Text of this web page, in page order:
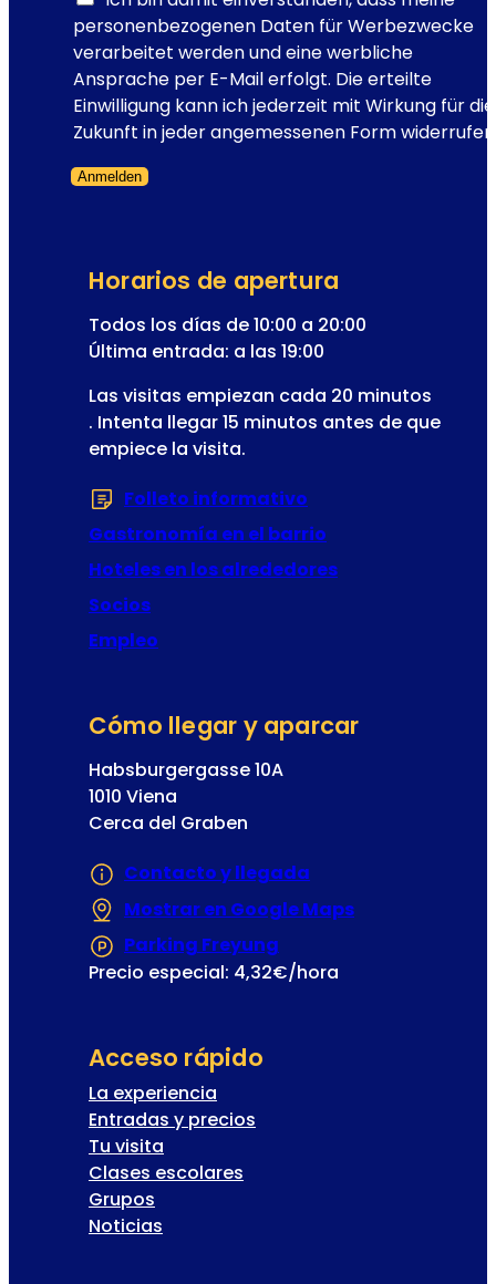
t
o
s
t
o
r
i
a
d
r
m
u
e
o
t
í
n
c
o
r
personenbezogenen Daten für Werbezwecke
verarbeitet werden und eine werbliche
Ansprache per E-Mail erfolgt. Die erteilte
Einwilligung kann ich jederzeit mit Wirkung für die
Zukunft in jeder angemessenen Form
Anmelden
Horarios de apertura
Todos los días de 10:00 a 20:00
Última entrada: a las 19:00
Las visitas empiezan cada 20 minutos
. Intenta llegar 15 minutos antes de que
empiece la visita.
Folleto informativo
Gastronomía en el barrio
Hoteles en los alrededores
Socios
Empleo
Cómo llegar y aparcar
Habsburgergasse 10A
1010 Viena
Cerca del Graben
Contacto y llegada
Mostrar en Google Maps
Parking Freyung
Precio especial: 4,32€/hora
Acceso rápido
La experiencia
Entradas y precios
Tu visita
Clases escolares
Grupos
Noticias